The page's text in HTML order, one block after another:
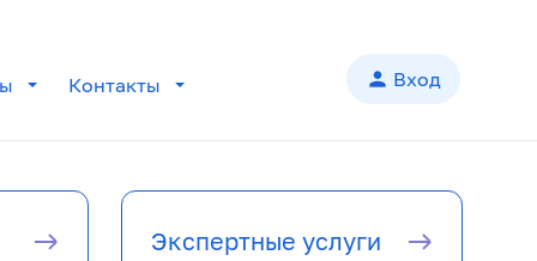
Контакты person Вход
Экспертные услуги